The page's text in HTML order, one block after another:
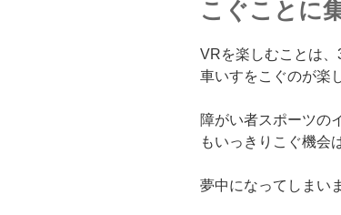
こぐことに
VRを楽しむことは、
車いすをこぐのが楽
障がい者スポーツの
もいっきりこぐ機会
夢中になってしまい